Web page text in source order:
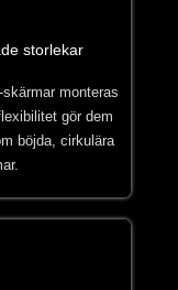
storlekar
monteras
gör dem
böjda, cirkulära